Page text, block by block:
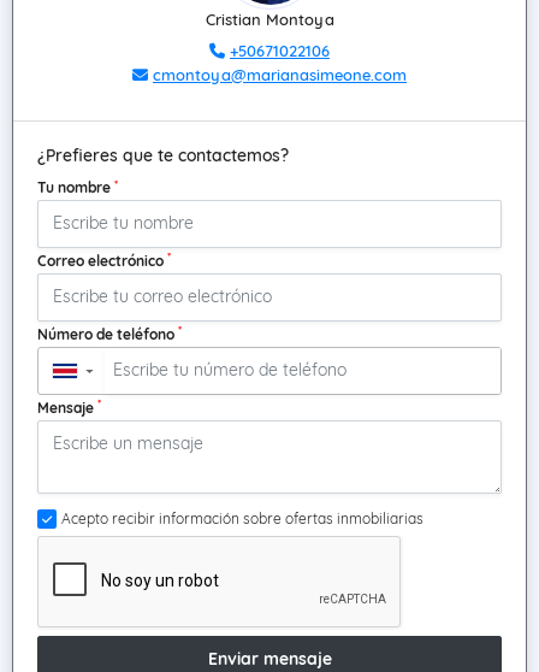
Cristian Montoya
+50671022106
cmontoya@marianasimeone.com
¿Prefieres que te contactemos?
Tu nombre *
Correo electrónico *
Número de teléfono *
▼
Mensaje *
Acepto recibir información sobre ofertas inmobiliarias
Enviar mensaje